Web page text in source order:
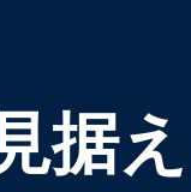
据え